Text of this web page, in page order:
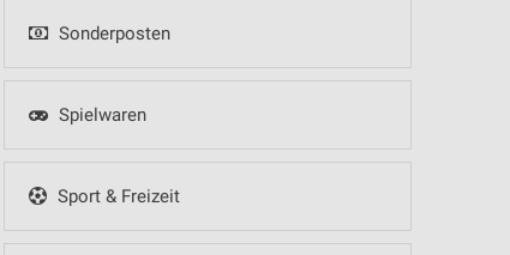
Sonderposten
Spielwaren
Sport & Freizeit